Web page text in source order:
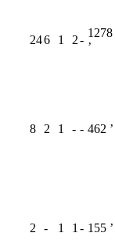
246 1 2-
1278
ʼ
8 2 1 - - 462 ʼ
2 - 1 1 - 155 ʼ